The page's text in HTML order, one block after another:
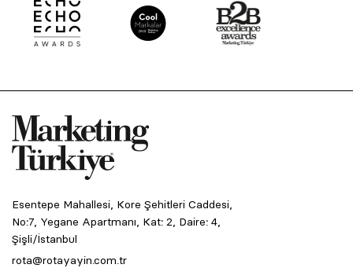
Esentepe Mahallesi, Kore Şehitleri Caddesi,
No:7, Yegane Apartmanı, Kat: 2, Daire: 4,
Şişli/İstanbul
rota@rotayayin.com.tr